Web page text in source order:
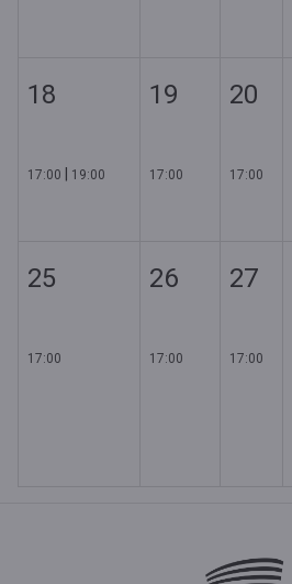
18
17:00 19:00
19
17:00
20
17:00
25
17:00
26
17:00
27
17:00